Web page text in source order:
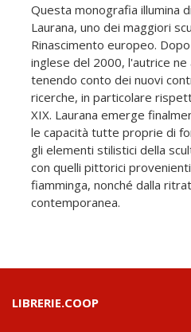
Questa monografia illumina
Laurana, uno dei maggiori
Rinascimento europeo.
inglese del 2000, l'autrice
tenendo conto dei nuovi
ricerche, in particolare
XIX. Laurana emerge
le capacità tutte proprie di
gli elementi stilistici della
con quelli pittorici
fiamminga, nonché dalla
contemporanea.
LIBRERIE.COOP